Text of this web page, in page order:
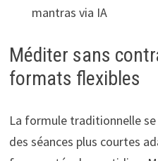
mantras via IA
Méditer sans
formats flexibles
La formule traditionnelle
des séances plus courtes